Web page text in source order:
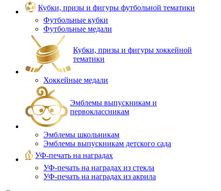
Кубки, призы и фигуры футбольной тематики
Футбольные кубки
Футбольные медали
Кубки, призы и фигуры хоккейной
тематики
Хоккейные медали
Эмблемы выпускникам и
первоклассникам
Эмблемы школьникам
Эмблемы выпускникам детского сада
УФ-печать на наградах
УФ‑печать на наградах из стекла
УФ-печать на наградах из акрила